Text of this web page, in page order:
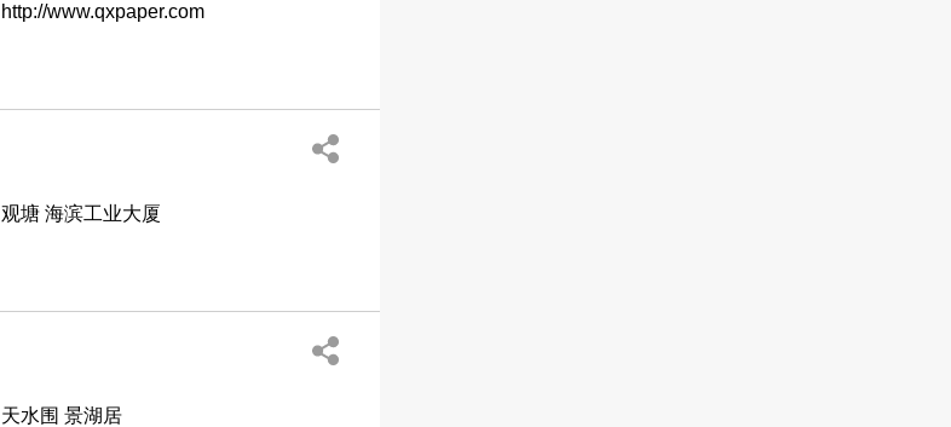
http://www.qxpaper.com
观塘 海滨工业大厦
天水围 景湖居